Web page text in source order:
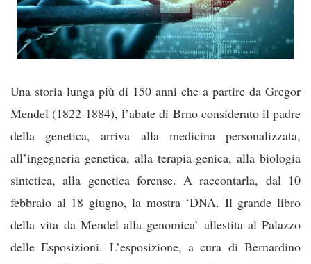
Una storia lunga più di 150 anni che a partire da Gregor
Mendel (1822-1884), l’abate di Brno considerato il padre
della genetica, arriva alla medicina personalizzata,
all’ingegneria genetica, alla terapia genica, alla biologia
sintetica, alla genetica forense. A raccontarla, dal 10
febbraio al 18 giugno, la mostra ‘DNA. Il grande libro
della vita da Mendel alla genomica’ allestita al Palazzo
delle Esposizioni. L’esposizione, a cura di Bernardino